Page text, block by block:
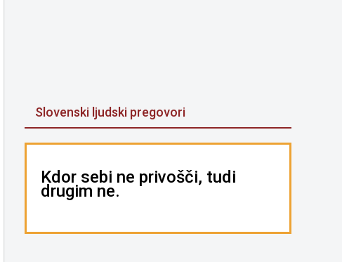
Slovenski ljudski pregovori
Kdor sebi ne privošči, tudi
drugim ne.